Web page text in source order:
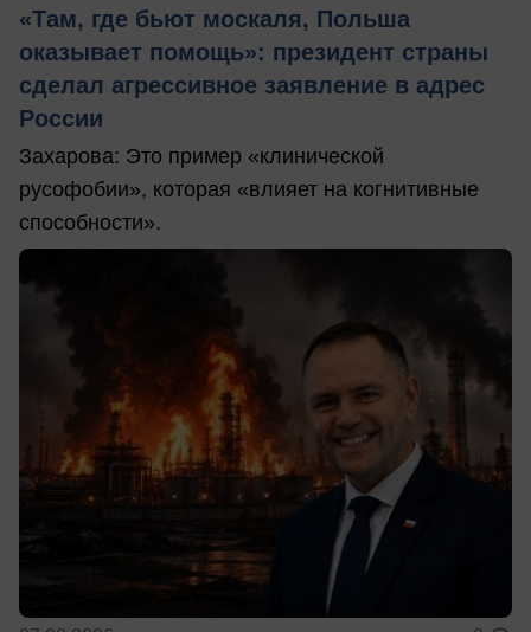
«Там, где бьют москаля, Польша
оказывает помощь»: президент страны
сделал агрессивное заявление в адрес
России
Захарова: Это пример «клинической
русофобии», которая «влияет на когнитивные
способности».